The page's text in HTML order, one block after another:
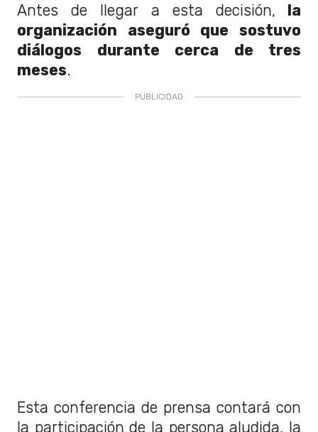
Antes de llegar a esta decisión, la
organización aseguró que sostuvo
diálogos durante cerca de tres
meses.
Esta conferencia de prensa contará con
la participación de la persona aludida, la